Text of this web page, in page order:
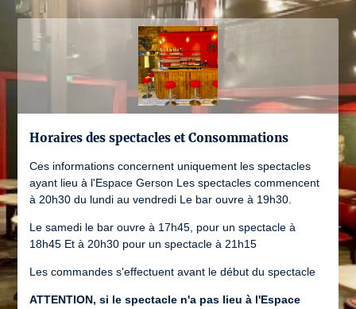
Horaires des spectacles et Consommations
Ces informations concernent uniquement les spectacles
ayant lieu à l'Espace Gerson Les spectacles commencent
à 20h30 du lundi au vendredi Le bar ouvre à 19h30.
Le samedi le bar ouvre à 17h45, pour un spectacle à
18h45 Et à 20h30 pour un spectacle à 21h15
Les commandes s'effectuent avant le début du spectacle
ATTENTION, si le spectacle n'a pas lieu à l'Espace